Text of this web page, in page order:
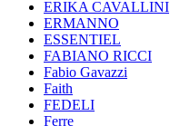
ERIKA CAVALLINI
ERMANNO
ESSENTIEL
FABIANO RICCI
Fabio Gavazzi
Faith
FEDELI
Ferre